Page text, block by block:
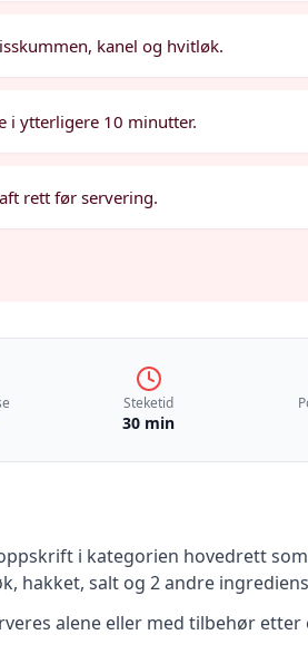
kanel og hvitløk.
i ytterligere 10 minutter.
rett før servering.
Steketid
30 min
i kategorien hovedrett
hakket, salt og 2 andre
alene eller med tilbehør etter